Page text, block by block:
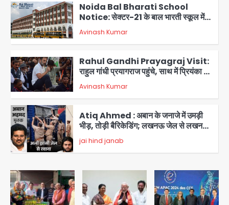
3
Noida Bal Bharati School
Notice: सेक्टर-21 के बाल भारती स्कूल में
बिना खिड़की-वेंटिलेशन बेसमेंट में चल रही थी
8वीं की क्लास, NCPCR की शिकायत पर
भेजा नोटिस
Avinash Kumar
4
Rahul Gandhi Prayagraj Visit:
राहुल गांधी प्रयागराज पहुंचे, साथ में प्रियंका की
बेटी मिराया; केपी ग्राउंड में छात्रों से संवाद,
सिर्फ 5 हजार मौजूद
Avinash Kumar
5
Atiq Ahmed : अबान के जनाजे में उमड़ी
भीड़, तोड़ी बैरिकेडिंग; लखनऊ जेल से लखनऊ
पहुंचा उमर
jai hind janab
1
Noida District Hospital: नोएडा
जिला अस्पताल में फॉल सीलिंग गिरी, गायनो
OT गैलरी में बड़ा हादसा टला; मरीजों की सुरक्षा
पर उठे सवाल
Avinash Kumar